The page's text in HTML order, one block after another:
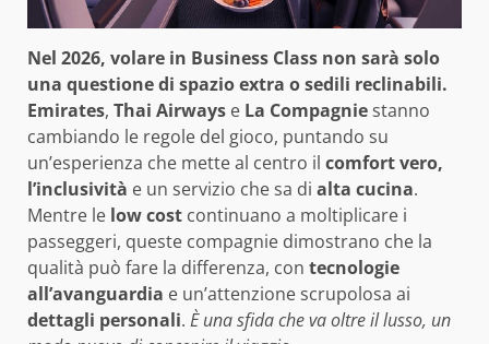
Nel 2026, volare in Business Class non sarà solo
una questione di spazio extra o sedili reclinabili.
Emirates, Thai Airways e La Compagniestanno
cambiando le regole del gioco, puntando su
un’esperienza che mette al centro il comfort vero,
l’inclusività e un servizio che sa di alta cucina.
Mentre le low cost continuano a moltiplicare i
passeggeri, queste compagnie dimostrano che la
qualità può fare la differenza, con tecnologie
all’avanguardia e un’attenzione scrupolosa ai
dettagli personali. È una sfida che va oltre il lusso, un